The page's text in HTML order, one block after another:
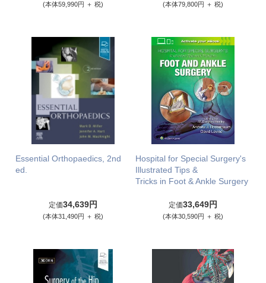
(本体59,990円 ＋ 税) (本体79,800円 ＋ 税)
Essential Orthopaedics, 2nd
ed.
定価34,639円
(本体31,490円 ＋ 税)
Hospital for Special Surgery's
Illustrated Tips &
Tricks in Foot & Ankle Surgery
定価33,649円
(本体30,590円 ＋ 税)